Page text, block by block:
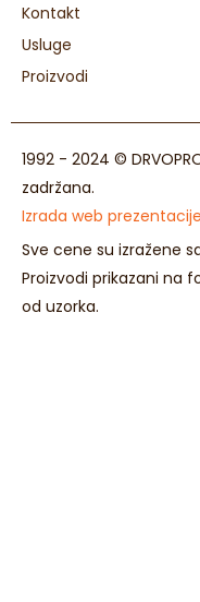
Kontakt
Usluge
Proizvodi
1992 - 2024 ©
zadržana.
Izrada web
Sve cene su izražene
Proizvodi prikazani na
od uzorka.